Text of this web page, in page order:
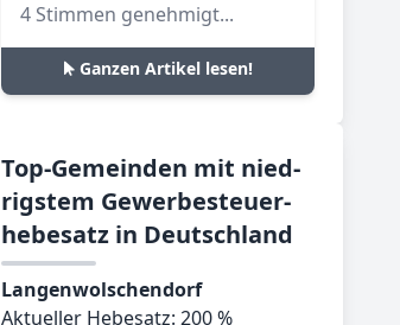
4 Stimmen genehmigt...
Ganzen Artikel lesen!
Top-­Ge­mein­den mit nied­
rig­stem Ge­wer­be­steu­er­
he­be­satz in Deutsch­land
Langenwolschendorf
Aktueller Hebesatz: 200 %